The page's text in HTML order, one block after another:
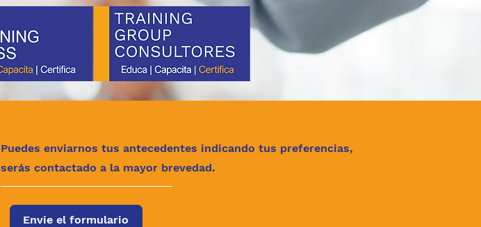
Puedes enviarnos tus antecedentes indicando tus preferencias,
serás contactado a la mayor brevedad.
Envie el formulario